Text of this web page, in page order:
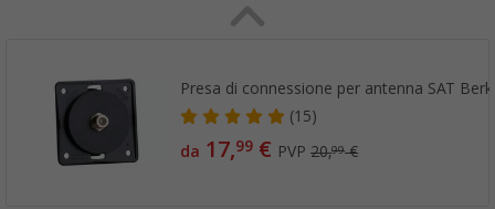
Presa di connessione per antenna SAT
(15)
da 17,99 € PVP20,99€